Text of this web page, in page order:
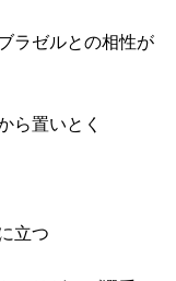
ラゼルとの相性が
ら置いとく
立つ